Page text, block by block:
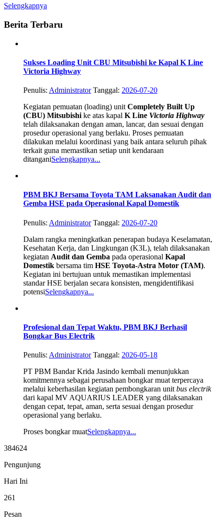
Selengkapnya
Berita Terbaru
Sukses Loading Unit CBU Mitsubishi ke Kapal K Line
Victoria Highway
Penulis: Administrator Tanggal: 2026-07-20
Kegiatan pemuatan (loading) unit Completely Built Up
(CBU) Mitsubishi ke atas kapal K Line Victoria Highway
telah dilaksanakan dengan aman, lancar, dan sesuai dengan
prosedur operasional yang berlaku. Proses pemuatan
dilakukan melalui koordinasi yang baik antara seluruh pihak
terkait guna memastikan setiap unit kendaraan
ditanganiSelengkapnya...
PBM BKJ Bersama Toyota TAM Laksanakan Audit dan
Gemba HSE pada Operasional Kapal Domestik
Penulis: Administrator Tanggal: 2026-07-20
Dalam rangka meningkatkan penerapan budaya Keselamatan,
Kesehatan Kerja, dan Lingkungan (K3L), telah dilaksanakan
kegiatan Audit dan Gemba pada operasional Kapal
Domestik bersama tim HSE Toyota-Astra Motor (TAM).
Kegiatan ini bertujuan untuk memastikan implementasi
standar HSE berjalan secara konsisten, mengidentifikasi
potensiSelengkapnya...
Profesional dan Tepat Waktu, PBM BKJ Berhasil
Bongkar Bus Electrik
Penulis: Administrator Tanggal: 2026-05-18
PT PBM Bandar Krida Jasindo kembali menunjukkan
komitmennya sebagai perusahaan bongkar muat terpercaya
melalui keberhasilan kegiatan pembongkaran unit bus electrik
dari kapal MV AQUARIUS LEADER yang dilaksanakan
dengan cepat, tepat, aman, serta sesuai dengan prosedur
operasional yang berlaku.
Proses bongkar muatSelengkapnya...
384624
Pengunjung
Hari Ini
261
Pesan